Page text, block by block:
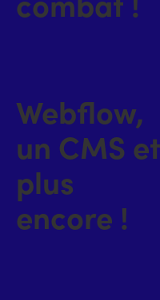
Webflow,
un CMS et
plus
encore !